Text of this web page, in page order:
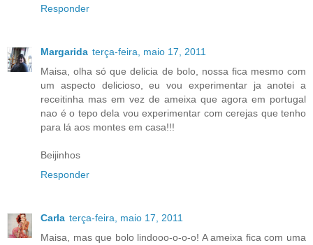
Responder
Margarida terça-feira, maio 17, 2011
Maisa, olha só que delicia de bolo, nossa fica mesmo com
um aspecto delicioso, eu vou experimentar ja anotei a
receitinha mas em vez de ameixa que agora em portugal
nao é o tepo dela vou experimentar com cerejas que tenho
para lá aos montes em casa!!!
Beijinhos
Responder
Carla terça-feira, maio 17, 2011
Maisa, mas que bolo lindooo-o-o-o! A ameixa fica com uma